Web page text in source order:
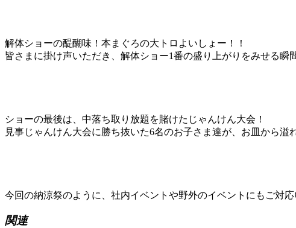
解体ショーの醍醐味！本まぐろの大トロよいしょー！！
皆さまに掛け声いただき、解体ショー1番の盛り上がりをみせる瞬
ショーの最後は、中落ち取り放題を賭けたじゃんけん大会！
見事じゃんけん大会に勝ち抜いた6名のお子さま達が、お皿から溢
今回の納涼祭のように、社内イベントや野外のイベントにもご対
関連